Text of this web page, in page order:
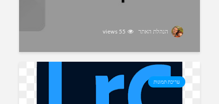
הנהלת האתר 55 views
עריכת תמונות